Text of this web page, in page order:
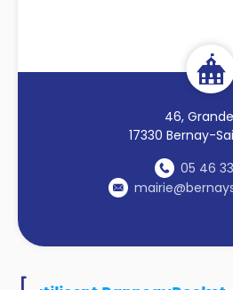
46,
17330 Bernay-
05 46